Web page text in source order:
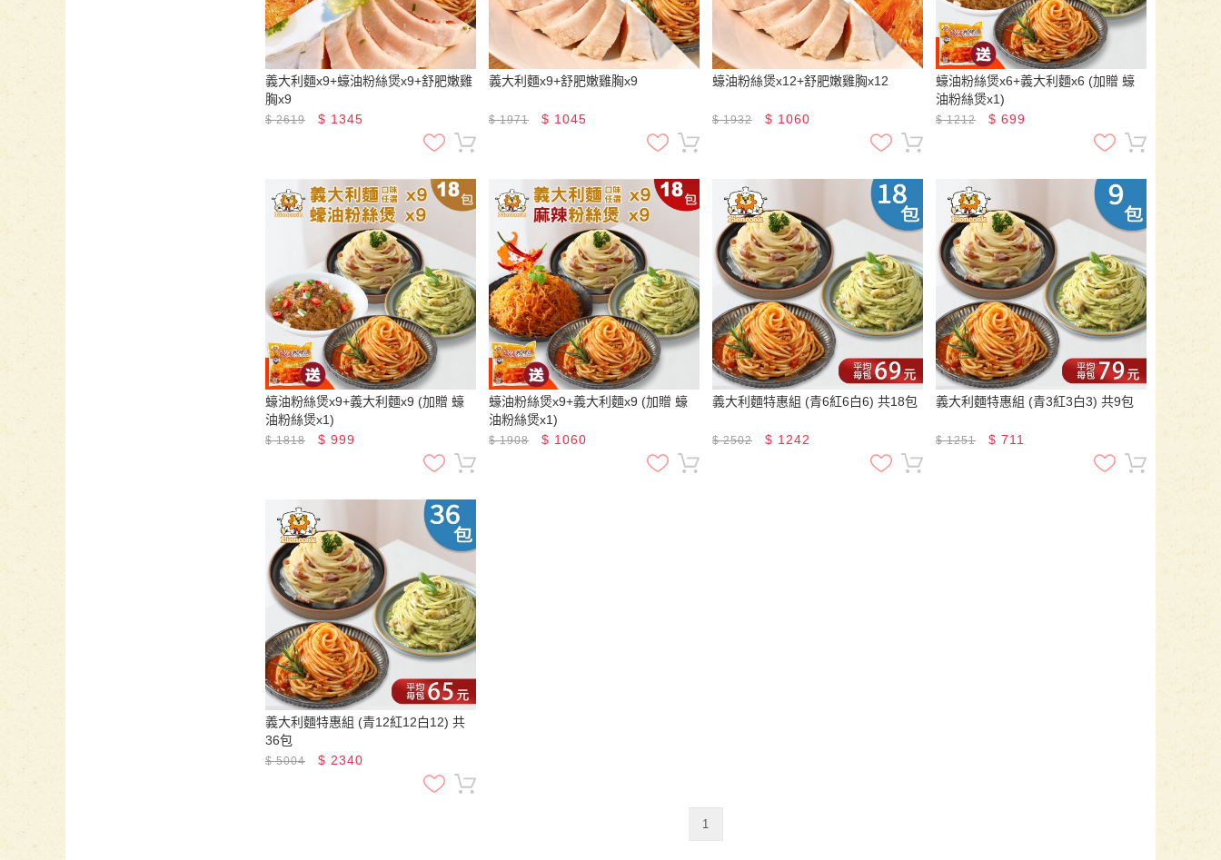
義大利麵x9+蠔油粉絲煲x9+舒肥嫩雞
胸x9
$2619 $ 1345
義大利麵x9+舒肥嫩雞胸x9
$1971 $ 1045
蠔油粉絲煲x12+舒肥嫩雞胸x12
$1932 $ 1060
蠔油粉絲煲x6+義大利麵x6 (加贈 蠔
油粉絲煲x1)
$1212 $ 699
蠔油粉絲煲x9+義大利麵x9 (加贈 蠔
油粉絲煲x1)
$1818 $ 999
蠔油粉絲煲x9+義大利麵x9 (加贈 蠔
油粉絲煲x1)
$1908 $ 1060
義大利麵特惠組 (青6紅6白6) 共18包
$2502 $ 1242
義大利麵特惠組 (青3紅3白3) 共9包
$1251 $ 711
義大利麵特惠組 (青12紅12白12) 共
36包
$5004 $ 2340
1